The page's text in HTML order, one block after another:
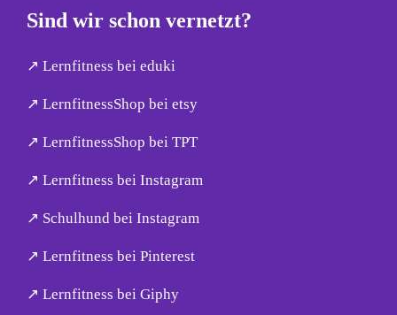
Sind wir schon vernetzt?
↗︎ Lernfitness bei eduki
↗︎ LernfitnessShop bei etsy
↗︎ LernfitnessShop bei TPT
↗︎ Lernfitness bei Instagram
↗︎ Schulhund bei Instagram
↗︎ Lernfitness bei Pinterest
↗︎ Lernfitness bei Giphy